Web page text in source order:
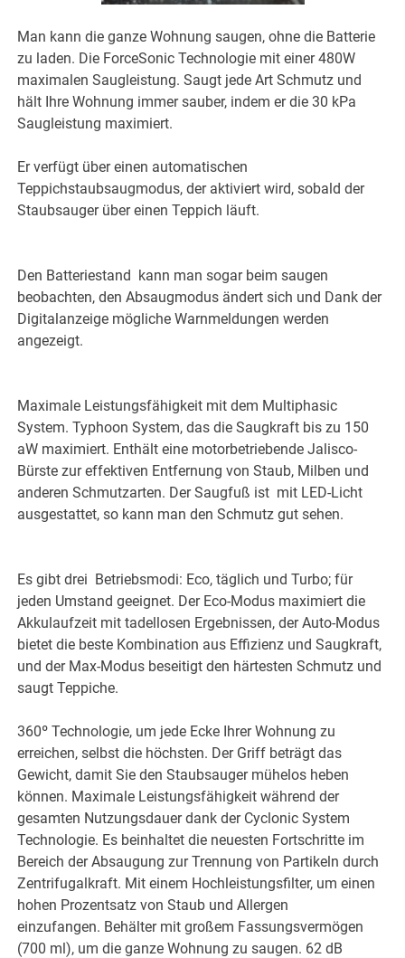
Man kann die ganze Wohnung saugen, ohne die Batterie
zu laden. Die ForceSonic Technologie mit einer 480W
maximalen Saugleistung. Saugt jede Art Schmutz und
hält Ihre Wohnung immer sauber, indem er die 30 kPa
Saugleistung maximiert.
Er verfügt über einen automatischen
Teppichstaubsaugmodus, der aktiviert wird, sobald der
Staubsauger über einen Teppich läuft.
Den Batteriestand kann man sogar beim saugen
beobachten, den Absaugmodus ändert sich und Dank der
Digitalanzeige mögliche Warnmeldungen werden
angezeigt.
Maximale Leistungsfähigkeit mit dem Multiphasic
System. Typhoon System, das die Saugkraft bis zu 150
aW maximiert. Enthält eine motorbetriebende Jalisco-
Bürste zur effektiven Entfernung von Staub, Milben und
anderen Schmutzarten. Der Saugfuß ist mit LED-Licht
ausgestattet, so kann man den Schmutz gut sehen.
Es gibt drei Betriebsmodi: Eco, täglich und Turbo; für
jeden Umstand geeignet. Der Eco-Modus maximiert die
Akkulaufzeit mit tadellosen Ergebnissen, der Auto-Modus
bietet die beste Kombination aus Effizienz und Saugkraft,
und der Max-Modus beseitigt den härtesten Schmutz und
saugt Teppiche.
360º Technologie, um jede Ecke Ihrer Wohnung zu
erreichen, selbst die höchsten. Der Griff beträgt das
Gewicht, damit Sie den Staubsauger mühelos heben
können. Maximale Leistungsfähigkeit während der
gesamten Nutzungsdauer dank der Cyclonic System
Technologie. Es beinhaltet die neuesten Fortschritte im
Bereich der Absaugung zur Trennung von Partikeln durch
Zentrifugalkraft. Mit einem Hochleistungsfilter, um einen
hohen Prozentsatz von Staub und Allergen
einzufangen. Behälter mit großem Fassungsvermögen
(700 ml), um die ganze Wohnung zu saugen. 62 dB